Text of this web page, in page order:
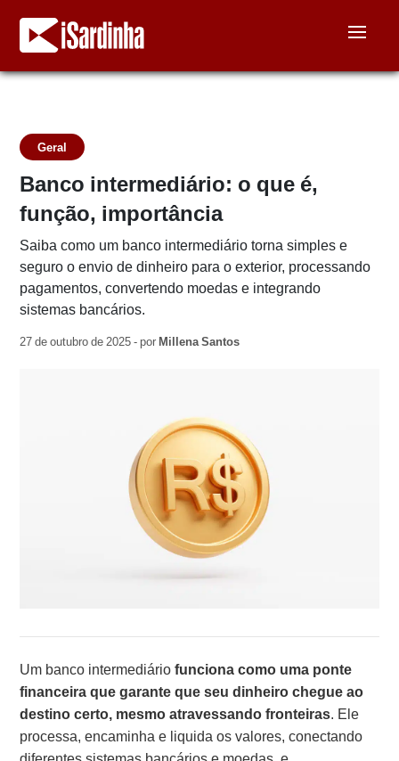
Geral
Banco intermediário: o que é,
função, importância
Saiba como um banco intermediário torna simples e
seguro o envio de dinheiro para o exterior, processando
pagamentos, convertendo moedas e integrando
sistemas bancários.
27 de outubro de 2025 - por Millena Santos
Um banco intermediáriofunciona como uma ponte
financeira que garante que seu dinheiro chegue ao
destino certo, mesmo atravessando fronteiras. Ele
processa, encaminha e liquida os valores, conectando